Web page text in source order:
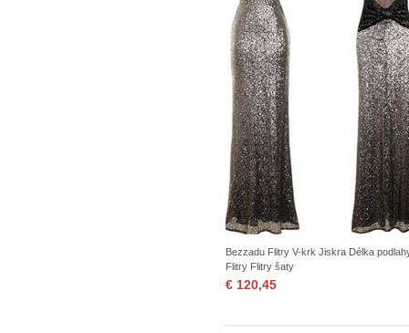
Bezzadu Flitry V-krk Jiskra Délka
Flitry Flitry šaty
€ 120,45